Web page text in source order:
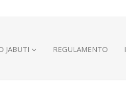
JABUTI REGULAMENTO